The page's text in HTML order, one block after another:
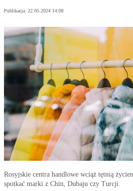
Publikacja: 22.05.2024 14:08
Rosyjskie centra handlowe wciąż tętnią
spotkać marki z Chin, Dubaju czy Turcji.